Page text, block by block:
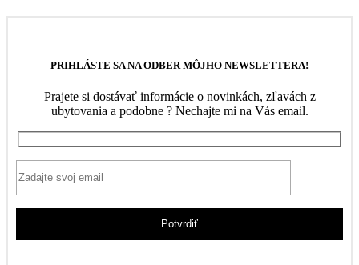
PRIHLÁSTE SA NA ODBER MÔJHO NEWSLETTERA!
Prajete si dostávať informácie o novinkách, zľavách z
ubytovania a podobne ? Nechajte mi na Vás email.